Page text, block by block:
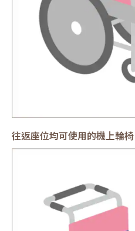
往返座位均可使用的機上輪椅